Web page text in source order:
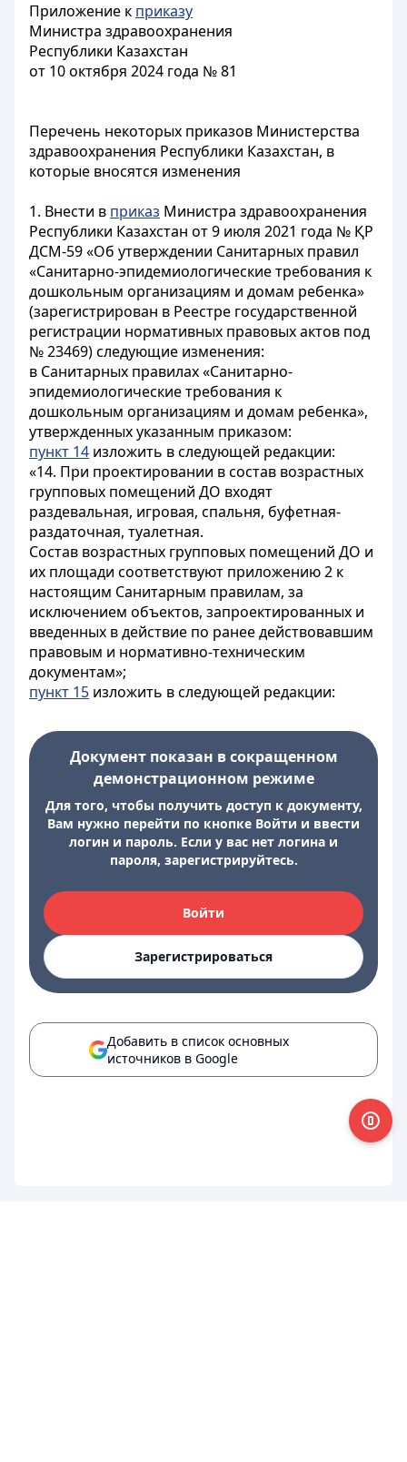
Приложение к приказу
Министра здравоохранения
Республики Казахстан
от 10 октября 2024 года № 81
Перечень некоторых приказов Министерства
здравоохранения Республики Казахстан, в
которые вносятся изменения
1. Внести в приказ Министра здравоохранения
Республики Казахстан от 9 июля 2021 года № ҚР
ДСМ-59 «Об утверждении Санитарных правил
«Санитарно-эпидемиологические требования к
дошкольным организациям и домам ребенка»
(зарегистрирован в Реестре государственной
регистрации нормативных правовых актов под
№ 23469) следующие изменения:
в Санитарных правилах «Санитарно-
эпидемиологические требования к
дошкольным организациям и домам ребенка»,
утвержденных указанным приказом:
пункт 14 изложить в следующей редакции:
«14. При проектировании в состав возрастных
групповых помещений ДО входят
раздевальная, игровая, спальня, буфетная-
раздаточная, туалетная.
Состав возрастных групповых помещений ДО и
их площади соответствуют приложению 2 к
настоящим Санитарным правилам, за
исключением объектов, запроектированных и
введенных в действие по ранее действовавшим
правовым и нормативно-техническим
документам»;
пункт 15 изложить в следующей редакции:
Документ показан в сокращенном
демонстрационном режиме
Для того, чтобы получить доступ к документу,
Вам нужно перейти по кнопке Войти и ввести
логин и пароль. Если у вас нет логина и
пароля, зарегистрируйтесь.
Войти
Зарегистрироваться
Добавить в список основных
источников в Google